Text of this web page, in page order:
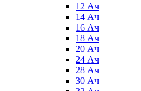
12 Ач
14 Ач
16 Ач
18 Ач
20 Ач
24 Ач
28 Ач
30 Ач